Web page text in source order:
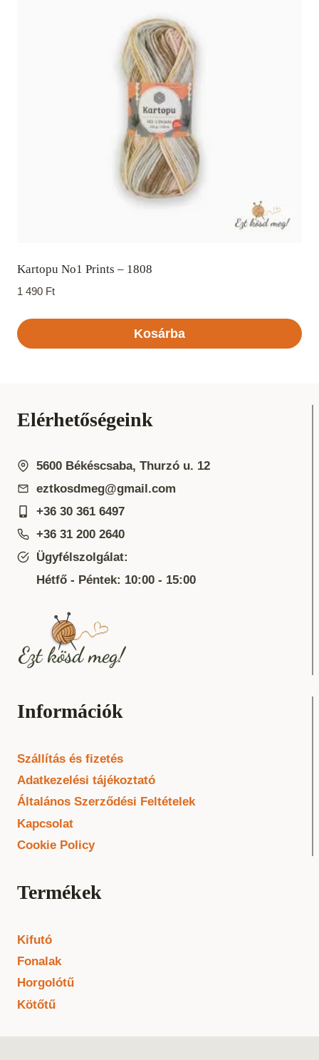
Kartopu No1 Prints – 1808
1 490 Ft
Kosárba
Elérhetőségeink
5600 Békéscsaba, Thurzó u. 12
eztkosdmeg@gmail.com
+36 30 361 6497
+36 31 200 2640
Ügyfélszolgálat:
Hétfő - Péntek: 10:00 - 15:00
Információk
Szállítás és fizetés
Adatkezelési tájékoztató
Általános Szerződési Feltételek
Kapcsolat
Cookie Policy
Termékek
Kifutó
Fonalak
Horgolótű
Kötőtű